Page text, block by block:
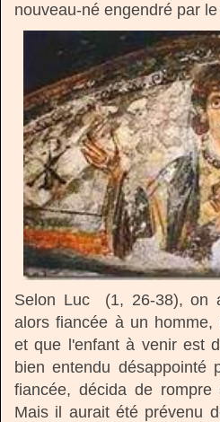
nouveau-né engendré par
Selon Luc (1, 26-38), on
alors fiancée à un
et que l'enfant à venir est
bien entendu désappointé
fiancée, décida de rompre
Mais il aurait été prévenu